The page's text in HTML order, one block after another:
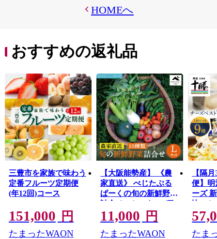
HOMEへ
おすすめの返礼品
三豊市を家族で味わう
定番フルーツ定期便
(年12回)コース
151,000 円
たまったWAON
【大阪能勢産】 《農
家直送》 べじたぶる
ぱーくの旬の新鮮野菜
詰合せ Lセット (10種
類) | べじたぶるぱーく
野菜詰め合わせ 野菜
農薬・化学肥料不使用
11,000 円
たまったWAON
【隔
便】明
ーズ
比べセ
k3c
たま